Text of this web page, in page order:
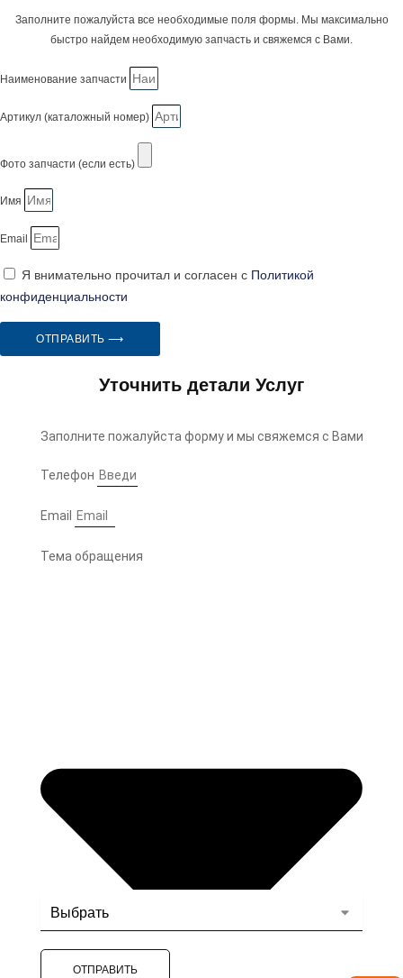
Заполните пожалуйста все необходимые поля формы. Мы максимально
быстро найдем необходимую запчасть и свяжемся с Вами.
Наименование запчасти
Артикул (каталожный номер)
Фото запчасти (если есть)
Имя
Email
Я внимательно прочитал и согласен с Политикой
конфиденциальности
ОТПРАВИТЬ ⟶
Уточнить детали Услуг
Заполните пожалуйста форму и мы свяжемся с Вами
Телефон
Email
Тема обращения
ОТПРАВИТЬ